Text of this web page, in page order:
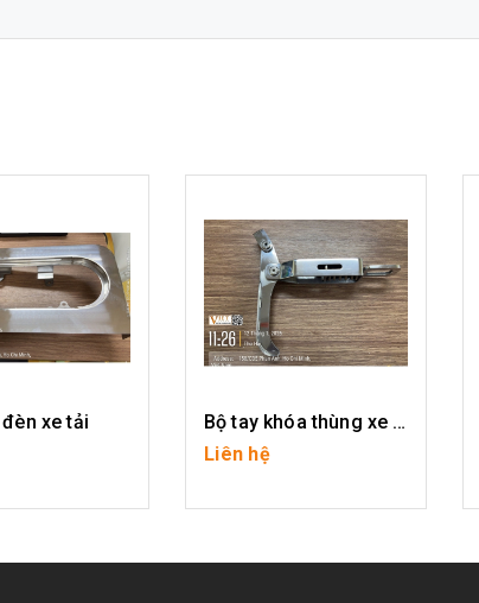
xe tải
Bộ tay khóa thùng xe tải
Liên hệ